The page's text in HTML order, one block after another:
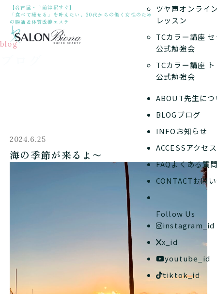
【名古屋・上前津駅すぐ】
「食べて痩せる」を叶えたい、30代からの働く女性のため
の腸活＆体質改善エステ
ツヤ声オンライ
レッスン
TCカラー講座
公式勉強会
TCカラー講座
公式勉強会
ABOUT先生に
BLOGブログ
INFO お知らせ
ACCESSアクセス
FAQよくある質
CONTACTお問
Follow Us
instagram_id
x_id
youtube_id
tiktok_id
blog
2024.6.25
海の季節が来るよ〜